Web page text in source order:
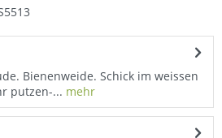
Bienenweide. Schick im weissen
putzen-... mehr